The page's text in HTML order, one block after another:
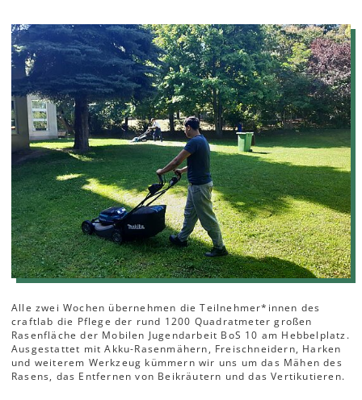
Alle zwei Wochen übernehmen die Teilnehmer*innen des
craftlab die Pflege der rund 1200 Quadratmeter großen
Rasenfläche der Mobilen Jugendarbeit BoS 10 am Hebbelplatz.
Ausgestattet mit Akku-Rasenmähern, Freischneidern, Harken
und weiterem Werkzeug kümmern wir uns um das Mähen des
Rasens, das Entfernen von Beikräutern und das Vertikutieren.